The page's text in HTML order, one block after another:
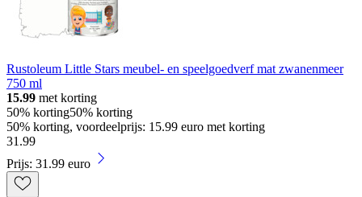
Rustoleum Little Stars meubel- en speelgoedverf mat zwanenmeer
750 ml
15.99 met korting
50% korting50% korting
50% korting, voordeelprijs: 15.99 euro met korting
31 .99
Prijs: 31.99 euro